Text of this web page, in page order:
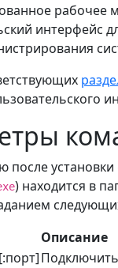
рабочее
интерфейс
после
) находится в
Описание